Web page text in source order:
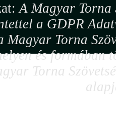
A Magyar Torna
a GDPR
Magyar Torna
és formában
Torna